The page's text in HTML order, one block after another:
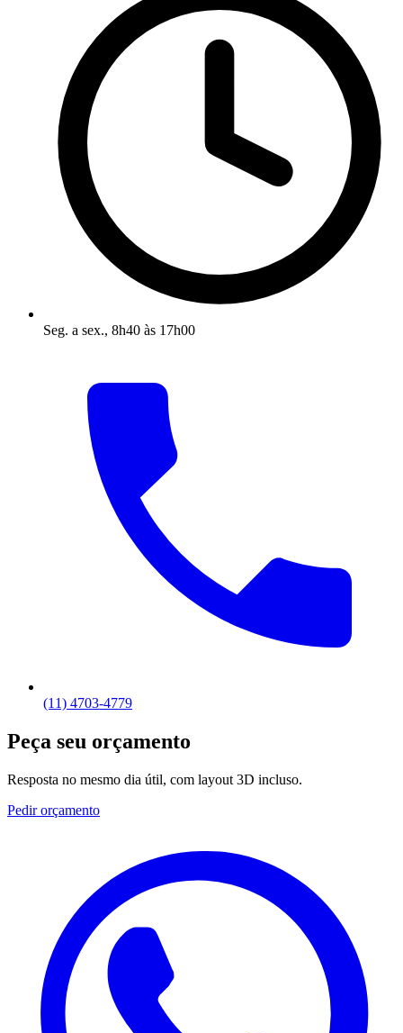
Seg. a sex., 8h40 às 17h00
(11) 4703-4779
Peça seu orçamento
Resposta no mesmo dia útil, com layout 3D incluso.
Pedir orçamento